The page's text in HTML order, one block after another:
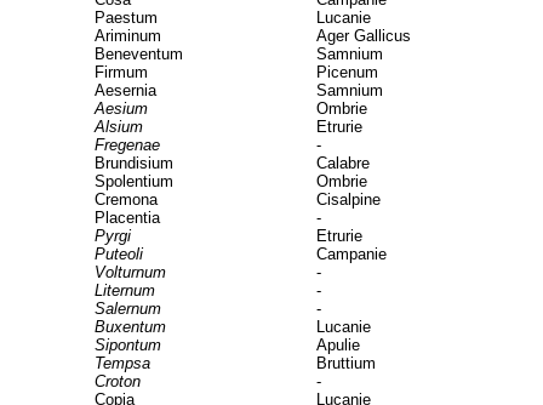
Paestum
Lucanie
Ariminum
Ager Gallicus
Beneventum
Samnium
Firmum
Picenum
Aesernia
Samnium
Aesium
Ombrie
Alsium
Etrurie
Fregenae
-
Brundisium
Calabre
Spolentium
Ombrie
Cremona
Cisalpine
Placentia
-
Pyrgi
Etrurie
Puteoli
Campanie
Volturnum
-
Liternum
-
Salernum
-
Buxentum
Lucanie
Sipontum
Apulie
Tempsa
Bruttium
Croton
-
Copia
Lucanie